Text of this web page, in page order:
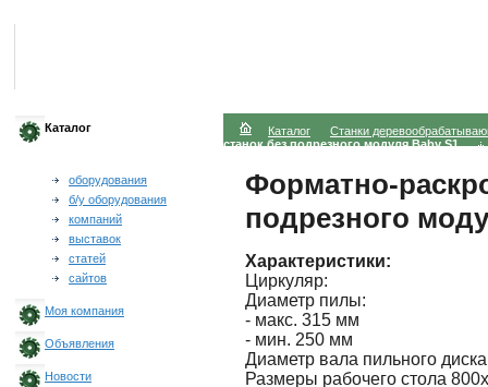
Каталог
оборудования
б/у оборудования
компаний
выставок
статей
сайтов
Моя компания
Объявления
Новости
Каталог
Станки
станок без подрезного модуля Baby S1
Форматно-
подрезного
Характеристики:
Циркуляр:
Диаметр пилы:
- макс. 315 мм
- мин. 250 мм
Диаметр вала пильного
Размеры рабочего стола